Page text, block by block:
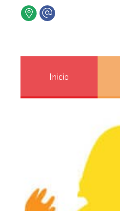
Inicio